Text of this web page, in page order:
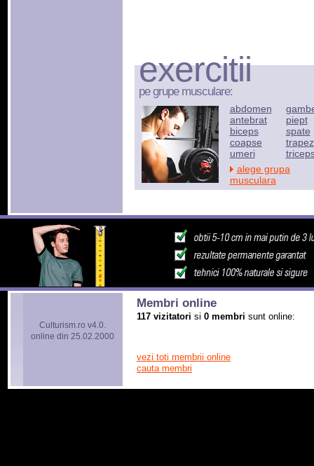
exercitii
pe grupe musculare:
abdomen
antebrat
biceps
coapse
umeri
piept
spate
trapez
alege grupa
musculara
Culturism.ro v4.0.
online din 25.02.2000
Membri online
117 vizitatori si 0 membri sunt online:
vezi toti membrii online
cauta membri